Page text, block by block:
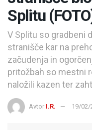
Splitu
V Splitu so gradbeni
stranišče kar na
začudenja in
pritožbah so mestni
naložili kazen ter
Avtor I.R. 19/02/